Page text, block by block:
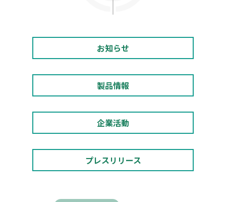
お知らせ
製品情報
企業活動
プレスリリース